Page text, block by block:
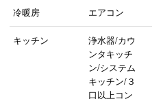
冷暖房 エアコン
キッチン
浄水器/カウ
ンタキッチ
ン/システム
キッチン/３
口以上コン